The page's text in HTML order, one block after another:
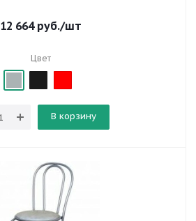
12 664руб./шт
Цвет
В корзину